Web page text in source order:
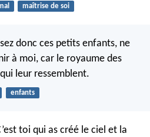
maîtrise de soi
donc ces petits enfants, ne
à moi, car le royaume des
leur ressemblent.
enfants
toi qui as créé le ciel et la